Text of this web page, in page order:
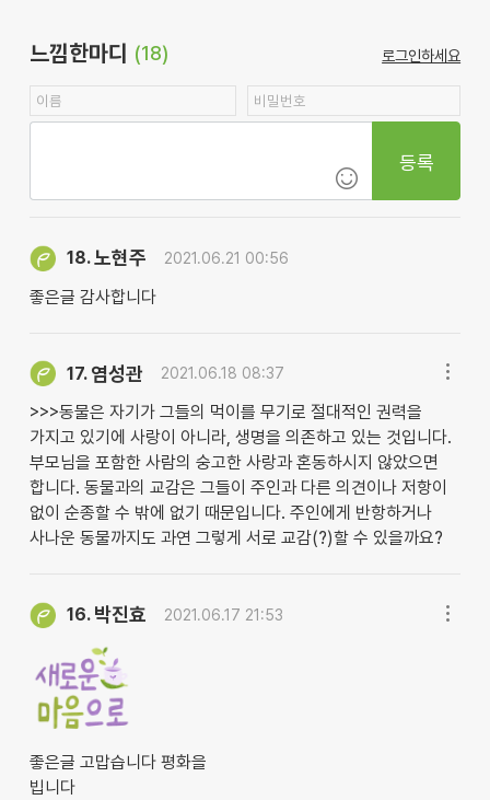
느낌한마디 (18) 로그인하세요
등록
18.노현주 2021.06.21 00:56
좋은글 감사합니다
17. 염성관 2021.06.18 08:37
>>>동물은 자기가 그들의 먹이를 무기로 절대적인 권력을
가지고 있기에 사랑이 아니라, 생명을 의존하고 있는 것입니다.
부모님을 포함한 사람의 숭고한 사랑과 혼동하시지 않았으면
합니다. 동물과의 교감은 그들이 주인과 다른 의견이나 저항이
없이 순종할 수 밖에 없기 때문입니다. 주인에게 반항하거나
사나운 동물까지도 과연 그렇게 서로 교감(?)할 수 있을까요?
16. 박진효 2021.06.17 21:53
좋은글 고맙습니다 평화을
빕니다